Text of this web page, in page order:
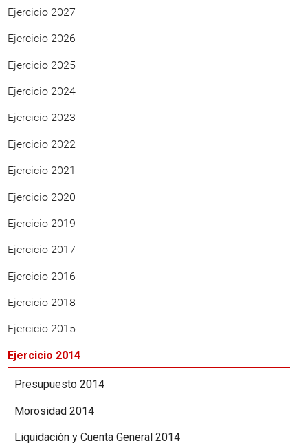
Ejercicio 2027
Ejercicio 2026
Ejercicio 2025
Ejercicio 2024
Ejercicio 2023
Ejercicio 2022
Ejercicio 2021
Ejercicio 2020
Ejercicio 2019
Ejercicio 2017
Ejercicio 2016
Ejercicio 2018
Ejercicio 2015
Ejercicio 2014
Presupuesto 2014
Morosidad 2014
Liquidación y Cuenta General 2014